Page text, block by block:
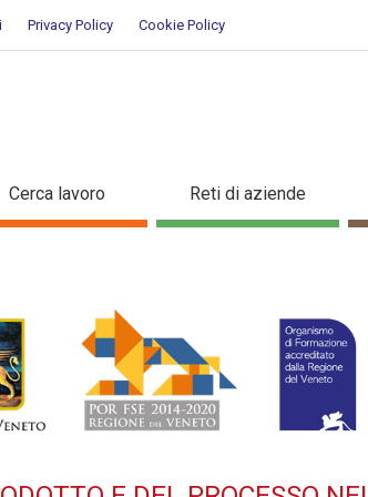
Privacy Policy Cookie Policy
DEL PRODOTTO E
Cerca lavoro Reti di aziende